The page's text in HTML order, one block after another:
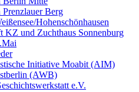
Berg
Hohenschönhausen
KZ und Zuchthaus Sonnenburg
Initiative Moabit (AIM)
(AWB)
e.V.